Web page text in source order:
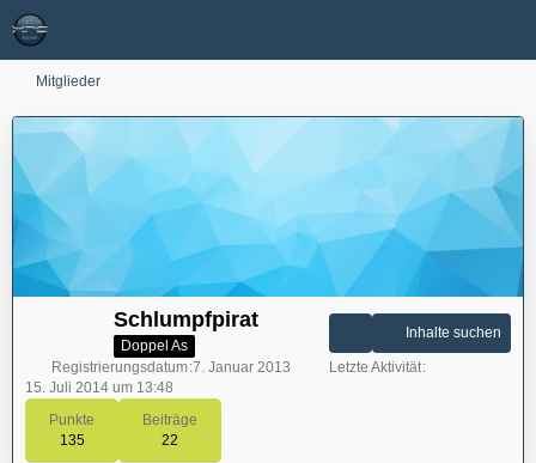
Mitglieder
Schlumpfpirat
Doppel As
Punkte
135
Beiträge
22
Inhalte suchen
Registrierungsdatum 7. Januar 2013
Letzte Aktivität
15. Juli 2014 um 13:48